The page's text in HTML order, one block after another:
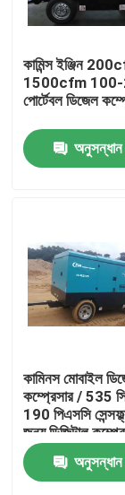
পণ্য
ভিডিও
আমাদের সম্পর্কে
কারখানা ভ্রমণ
মান নিয়ন্ত্রণ
কামিন্স ইঞ্জিন
1500cfm
পোর্টেবল ডিজেল
অনুসন্ধান
কামিনস মোবাইল
কম্প্রেসার / 535
190 পিএসসি
জন্য ডিজিটাল
অনুসন্ধান